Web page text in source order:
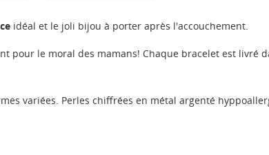
idéal et le joli bijou à porter après l'accouchement.
pour le moral des mamans! Chaque bracelet est livré
variées. Perles chiffrées en métal argenté